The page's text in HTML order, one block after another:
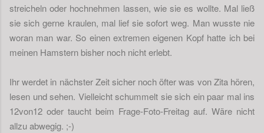
streicheln oder hochnehmen lassen, wie sie es wollte. Mal ließ
sie sich gerne kraulen, mal lief sie sofort weg. Man wusste nie
woran man war. So einen extremen eigenen Kopf hatte ich bei
meinen Hamstern bisher noch nicht erlebt.
Ihr werdet in nächster Zeit sicher noch öfter was von Zita hören,
lesen und sehen. Vielleicht schummelt sie sich ein paar mal ins
12von12 oder taucht beim Frage-Foto-Freitag auf. Wäre nicht
allzu abwegig. ;-)